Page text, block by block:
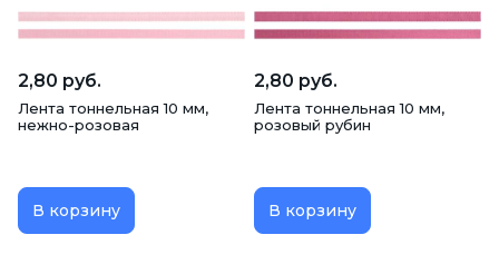
2,80 руб.
Лента тоннельная 10 мм,
нежно-розовая
В корзину
2,80 руб.
Лента тоннельная 10 мм,
розовый рубин
В корзину